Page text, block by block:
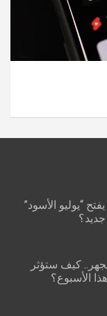
“يوليو الأسود”
جديد؟
كيف ستؤثر
الأسبوع؟